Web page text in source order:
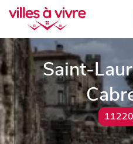
Saint-